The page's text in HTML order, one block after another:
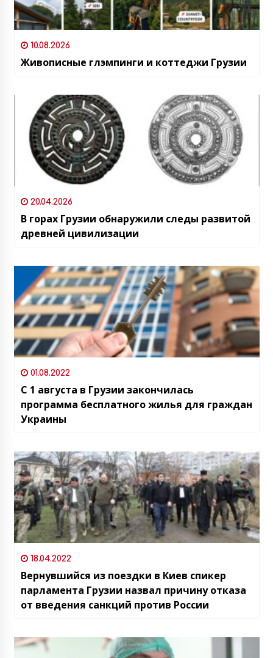
10.08.2026
Живописные глэмпинги и коттеджи Грузии
20.04.2026
В горах Грузии обнаружили следы развитой
древней цивилизации
01.08.2022
С 1 августа в Грузии закончилась
программа бесплатного жилья для граждан
Украины
18.04.2022
Вернувшийся из поездки в Киев спикер
парламента Грузии назвал причину отказа
от введения санкций против России